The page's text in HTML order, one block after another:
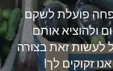
פועלת לשקם
ולהוציא אותם
לעשות זאת בצורה
זקוקים לך!